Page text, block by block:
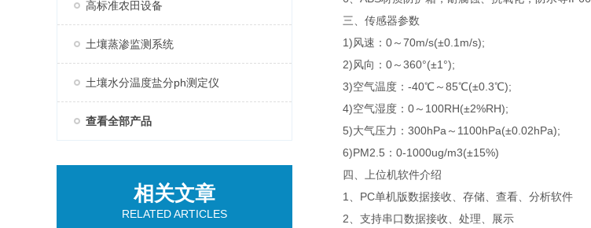
高标准农田设备
土壤蒸渗监测系统
土壤水分温度盐分ph测定仪
查看全部产品
相关文章
RELATED ARTICLES
三、传感器参数
1)风速：0～70m/s(±0.1m/s);
2)风向：0～360°(±1°);
3)空气温度：-40℃～85℃(±0.3℃);
4)空气湿度：0～100RH(±2%RH);
5)大气压力：300hPa～1100hPa(±0.02hPa);
6)PM2.5：0-1000ug/m3(±15%)
四、上位机软件介绍
1、PC单机版数据接收、存储、查看、分析软件
2、支持串口数据接收、处理、展示